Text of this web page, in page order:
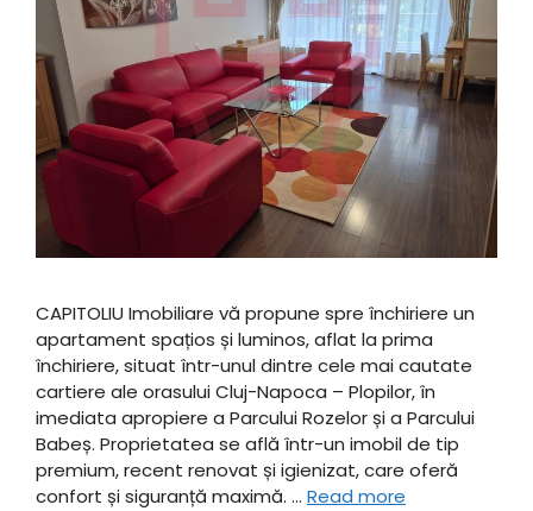
CAPITOLIU Imobiliare vă propune spre închiriere un
apartament spațios și luminos, aflat la prima
închiriere, situat într-unul dintre cele mai cautate
cartiere ale orasului Cluj-Napoca – Plopilor, în
imediata apropiere a Parcului Rozelor și a Parcului
Babeș. ​Proprietatea se află într-un imobil de tip
premium, recent renovat și igienizat, care oferă
confort și siguranță maximă. … Read more